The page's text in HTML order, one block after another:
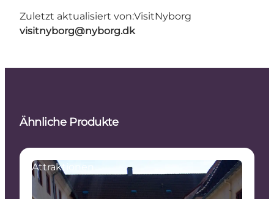
Zuletzt aktualisiert von:VisitNyborg
visitnyborg@nyborg.dk
Ähnliche Produkte
Attraktionen